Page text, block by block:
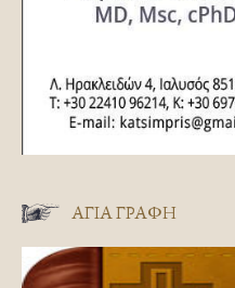
ΑΓΊΑ ΓΡΑΦΉ